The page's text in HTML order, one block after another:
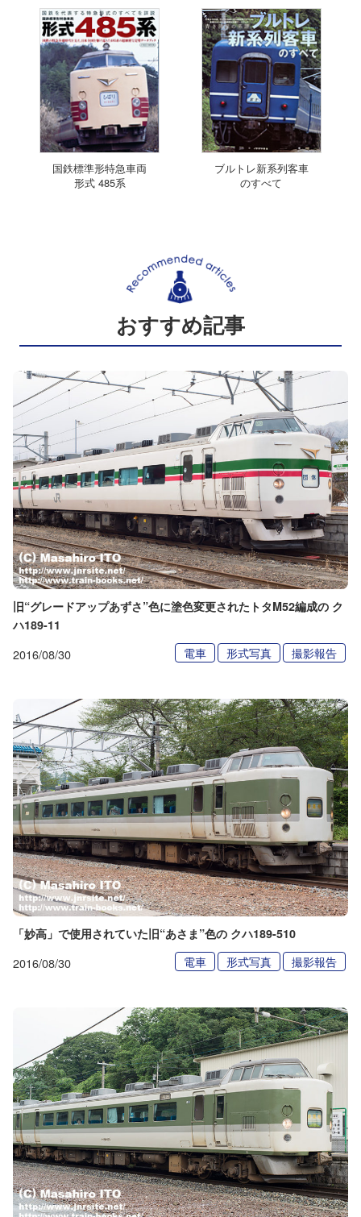
国鉄標準形特急車両
形式 485系
ブルトレ新系列客車
のすべて
おすすめ記事
旧“グレードアップあずさ”色に塗色変更されたトタM52編成の ク
ハ189-11
2016/08/30 電車 形式写真 撮影報告
「妙高」で使用されていた旧“あさま”色の クハ189-510
2016/08/30 電車 形式写真 撮影報告